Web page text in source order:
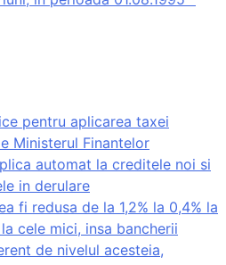
pentru aplicarea taxei
Ministerul Finantelor
automat la creditele noi si
in derulare
fi redusa de la 1,2% la 0,4% la
cele mici, insa bancherii
de nivelul acesteia,